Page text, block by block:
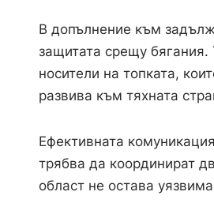
В допълнение към
защитата срещу бягания.
носители на топката,
развива към тяхната
Ефективната
трябва да координират
област не остава